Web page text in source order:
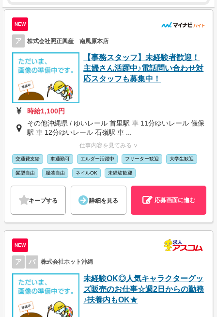
NEW
ア 株式会社照正興産 南風原本店
【事務スタッフ】未経験者歓迎！
主婦さん活躍中♪電話問い合わせ対
応スタッフも募集中！
時給1,100円
その他沖縄県 / ゆいレール 首里駅 車 11分ゆいレール 儀保
駅 車 12分ゆいレール 石嶺駅 車 ...
仕事内容を見てみる ∨
交通費支給 車通勤可 エルダー活躍中 フリーター歓迎 大学生歓迎
髪型自由 服装自由 ネイルOK 未経験歓迎
キープする 詳細を見る 応募画面に進む
NEW
ア パ 株式会社ホット沖縄
未経験OK◎人気キャラクターグッ
ズ販売のお仕事☆週2日からの勤務
♪扶養内もOK★